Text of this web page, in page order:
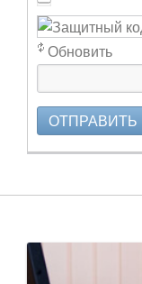
Обновить
ОТПРАВИТЬ